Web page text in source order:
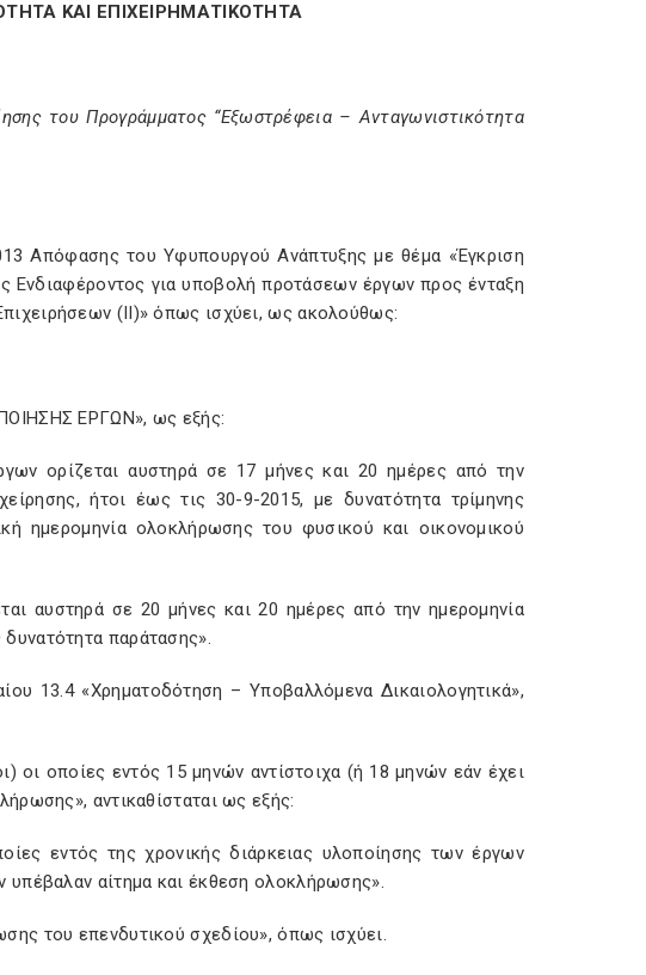
ΚΑΙ ΕΠΙΧΕΙΡΗΜΑΤΙΚΟΤΗΤΑ
του Προγράμματος “Εξωστρέφεια – Ανταγωνιστικότητα
Απόφασης του Υφυπουργού Ανάπτυξης με θέμα «Έγκριση
για υποβολή προτάσεων έργων προς ένταξη
(ΙΙ)» όπως ισχύει, ως ακολούθως:
ΕΡΓΩΝ», ως εξής:
ορίζεται αυστηρά σε 17 μήνες και 20 ημέρες από την
ήτοι έως τις 30-9-2015, με δυνατότητα τρίμηνης
ημερομηνία ολοκλήρωσης του φυσικού και οικονομικού
αυστηρά σε 20 μήνες και 20 ημέρες από την ημερομηνία
παράτασης».
13.4 «Χρηματοδότηση – Υποβαλλόμενα Δικαιολογητικά»,
οι οποίες εντός 15 μηνών αντίστοιχα (ή 18 μηνών εάν έχει
αντικαθίσταται ως εξής:
εντός της χρονικής διάρκειας υλοποίησης των έργων
αίτημα και έκθεση ολοκλήρωσης».
του επενδυτικού σχεδίου», όπως ισχύει.